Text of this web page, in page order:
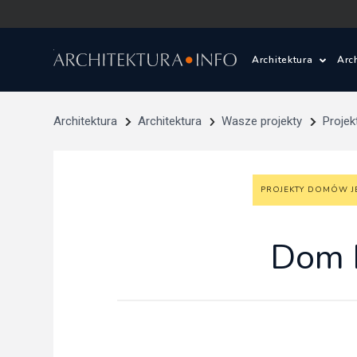
Architektura
Wasze
Architektura
Pracownie
Architektura Architektura Wasze projekty
PROJEKTY DOMÓW